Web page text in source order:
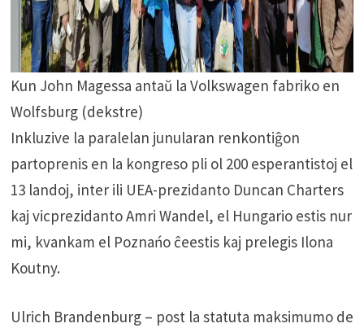
Kun John Magessa antaŭ la Volkswagen fabriko en
Wolfsburg (dekstre)
Inkluzive la paralelan junularan renkontiĝon
partoprenis en la kongreso pli ol 200 esperantistoj el
13 landoj, inter ili UEA-prezidanto Duncan Charters
kaj vicprezidanto Amri Wandel, el Hungario estis nur
mi, kvankam el Poznańo ĉeestis kaj prelegis Ilona
Koutny.
Ulrich Brandenburg – post la statuta maksimumo de